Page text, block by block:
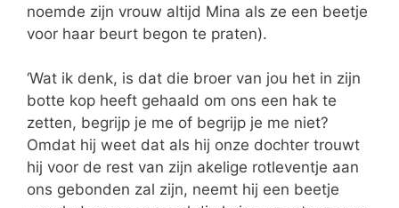
noemde zijn vrouw altijd Mina als ze een beetje
voor haar beurt begon te praten).
‘Wat ik denk, is dat die broer van jou het in zijn
botte kop heeft gehaald om ons een hak te
zetten, begrijp je me of begrijp je me niet?
Omdat hij weet dat als hij onze dochter trouwt
hij voor de rest van zijn akelige rotleventje aan
ons gebonden zal zijn, neemt hij een beetje